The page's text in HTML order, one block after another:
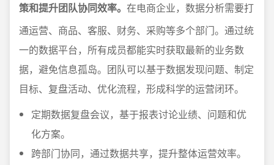
策和提升团队协同效率。 在电商企业，数据分析需要打
通运营、商品、客服、财务、采购等多个部门。通过统
一的数据平台，所有成员都能实时获取最新的业务数
据，避免信息孤岛。团队可以基于数据发现问题、制定
目标、复盘活动、优化流程，形成科学的运营闭环。
定期数据复盘会议，基于报表讨论业绩、问题和优
化方案。
跨部门协同，通过数据共享，提升整体运营效率。